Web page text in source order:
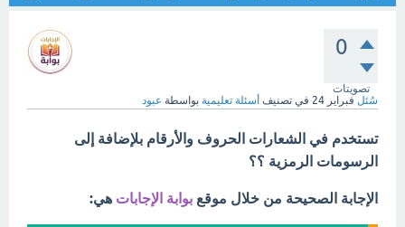
0
تصويتات
سُئل فبراير 24 في تصنيف أسئلة تعليمية بواسطة عبود
تستخدم في الشعارات الحروف والأرقام بلإضافة إلى
الرسومات الرمزية ؟؟
الإجابة الصحيحة من خلال موقع بوابة الإجابات هي: